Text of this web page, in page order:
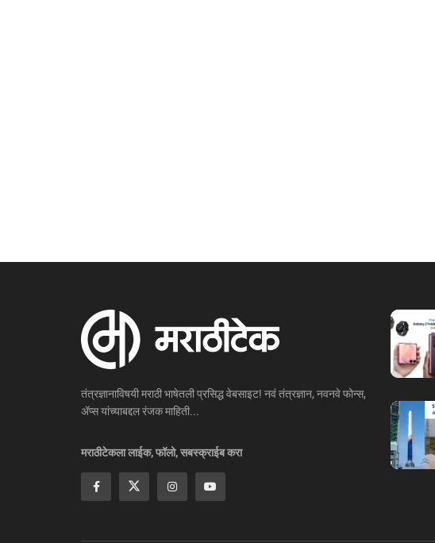
तंत्रज्ञानाविषयी मराठी भाषेतली प्रसिद्ध वेबसाइट! नवं तंत्रज्ञान, नवनवे फोन्स,
ॲप्स यांच्याबद्दल रंजक माहिती...
मराठीटेकला लाईक, फॉलो, सबस्क्राईब करा